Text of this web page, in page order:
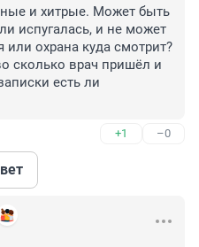
и хитрые. Может быть
испугалась, и не может
охрана куда смотрит?
сколько врач пришёл и
есть ли
+1 –0